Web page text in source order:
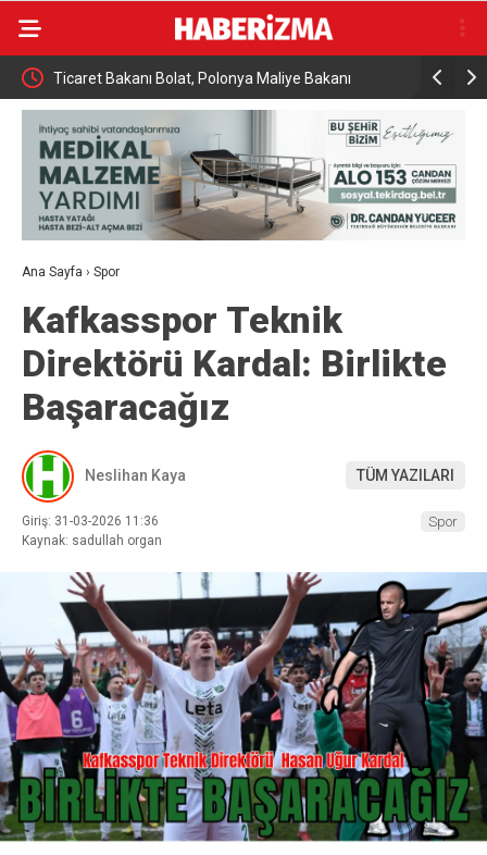
Almanya’da Ren Nehri’nde kuraklık alarmı: Su
seviyesinde tarihi düşüş yaşandı
Ana Sayfa › Spor
Kafkasspor Teknik
Direktörü Kardal: Birlikte
Başaracağız
Neslihan Kaya TÜM YAZILARI
Giriş: 31-03-2026 11:36
Kaynak: sadullah organ
Spor